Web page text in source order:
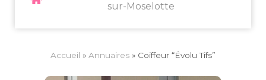
sur-Moselotte
Accueil » Annuaires » Coiffeur “Évolu Tifs”